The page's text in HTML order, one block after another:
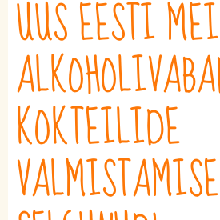
UUS EESTI
KOKTEILIDE